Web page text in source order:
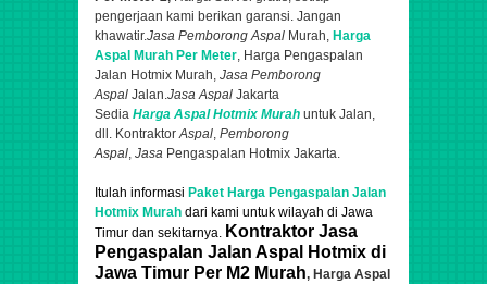
pengerjaan kami berikan garansi. Jangan
khawatir.Jasa Pemborong Aspal Murah, Harga
Aspal Murah Per Meter, Harga Pengaspalan
Jalan Hotmix Murah, Jasa Pemborong
Aspal Jalan.Jasa Aspal Jakarta
Sedia Harga Aspal Hotmix Murah untuk Jalan,
dll. KontraktorAspal, Pemborong
Aspal, Jasa Pengaspalan Hotmix Jakarta.
Itulah informasi Paket Harga Pengaspalan Jalan
Hotmix Murah dari kami untuk wilayah di Jawa
Timur dan sekitarnya. Kontraktor Jasa
Pengaspalan Jalan Aspal Hotmix di
Jawa Timur Per M2 Murah, Harga Aspal